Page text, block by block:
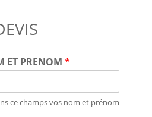
ET PRENOM *
ce champs vos nom et prénom